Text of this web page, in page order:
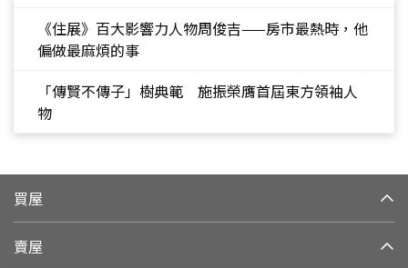
《住展》百大影響力人物周俊吉——房市最熱時，他
偏做最麻煩的事
「傳賢不傳子」樹典範 施振榮膺首屆東方領袖人
物
買屋
賣屋